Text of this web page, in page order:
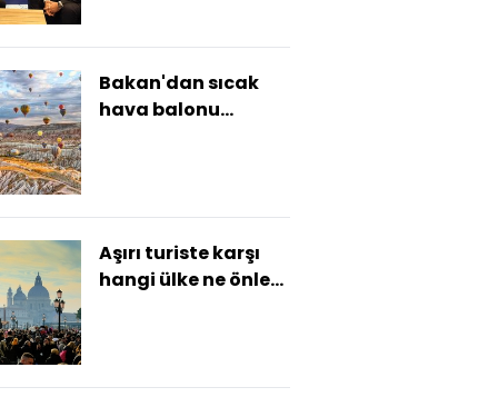
tesislerinde kar kalınlığı #kış turizm merkezleri
Bakan'dan sıcak
hava balonu
Aşırı turiste karşı
hangi ülke ne önlem